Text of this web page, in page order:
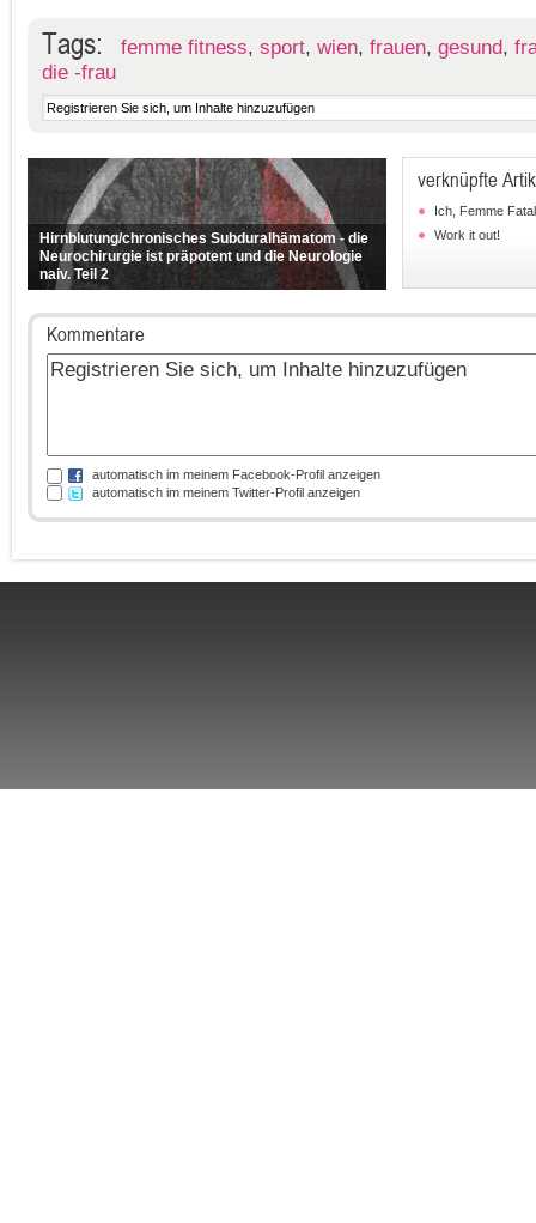
Tags: femme fitness, sport, wien, frauen, gesund,
die -frau
Hirnblutung/chronisches Subduralhämatom - die
Neurochirurgie ist präpotent und die Neurologie
naiv. Teil 2
verknüpfte
Ich, Femme
Work it out!
Kommentare
automatisch im meinem Facebook-Profil anzeigen
automatisch im meinem Twitter-Profil anzeigen